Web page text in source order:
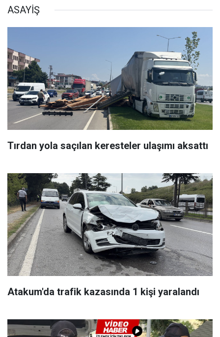
ASAYİŞ
Tırdan yola saçılan keresteler ulaşımı aksattı
Atakum'da trafik kazasında 1 kişi yaralandı